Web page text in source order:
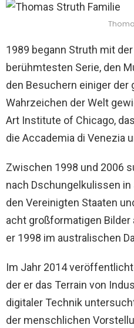
1989 begann Struth mit
berühmtesten Serie, den
den Besuchern einiger der
Wahrzeichen der Welt
Art Institute of Chicago,
die Accademia di Venezia
Zwischen 1998 und 2006
nach Dschungelkulissen in
den Vereinigten Staaten
acht großformatigen
er 1998 im australischen
Im Jahr 2014
der er das Terrain von
digitaler Technik
der menschlichen